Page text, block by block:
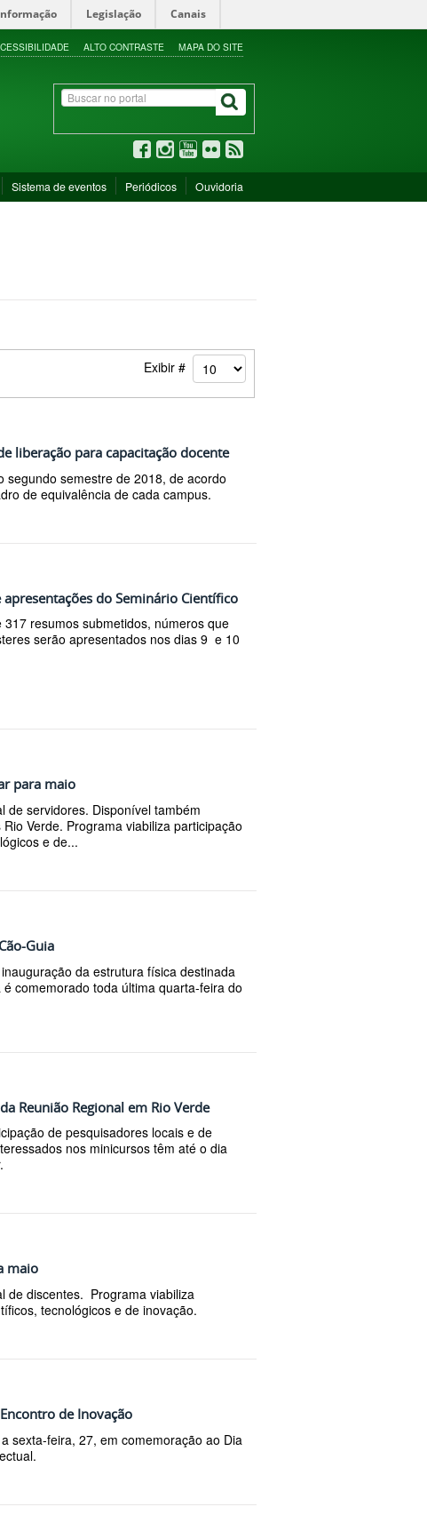
Legislação Canais
ALTO CONTRASTE MAPA DO SITE
Sistema de eventos Periódicos Ouvidoria
Exibir #
liberação para capacitação docente
segundo semestre de 2018, de acordo
de equivalência de cada campus.
do Seminário Científico
resumos submetidos, números que
serão apresentados nos dias 9 e 10
para maio
de servidores. Disponível também
Verde. Programa viabiliza participação
e de...
Guia
da estrutura física destinada
comemorado toda última quarta-feira do
Reunião Regional em Rio Verde
de pesquisadores locais e de
nos minicursos têm até o dia
maio
de discentes. Programa viabiliza
tecnológicos e de inovação.
de Inovação
sexta-feira, 27, em comemoração ao Dia